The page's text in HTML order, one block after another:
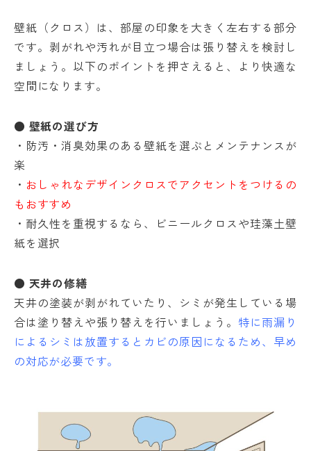
壁紙（クロス）は、部屋の印象を大きく左右する部分
です。剥がれや汚れが目立つ場合は張り替えを検討し
ましょう。以下のポイントを押さえると、より快適な
空間になります。
● 壁紙の選び方
・防汚・消臭効果のある壁紙を選ぶとメンテナンスが
楽
・ おしゃれなデザインクロスでアクセントをつけるの
もおすすめ
・耐久性を重視するなら、ビニールクロスや珪藻土壁
紙を選択
● 天井の修繕
天井の塗装が剥がれていたり、シミが発生している場
合は塗り替えや張り替えを行いましょう。 特に雨漏り
によるシミは放置するとカビの原因になるため、早め
の対応が必要です。